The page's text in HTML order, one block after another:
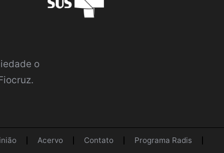
o
Acervo Contato Programa Radis